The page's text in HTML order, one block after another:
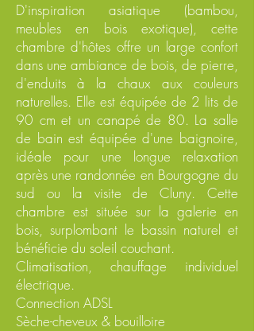
D'inspiration asiatique (bambou,
meubles en bois exotique), cette
chambre d'hôtes offre un large confort
dans une ambiance de bois, de pierre,
d'enduits à la chaux aux couleurs
naturelles. Elle est équipée de 2 lits de
90 cm et un canapé de 80. La salle
de bain est équipée d'une baignoire,
idéale pour une longue relaxation
après une randonnée en Bourgogne du
sud ou la visite de Cluny. Cette
chambre est située sur la galerie en
bois, surplombant le bassin naturel et
bénéficie du soleil couchant.
Climatisation, chauffage individuel
électrique.
Connection ADSL
Sèche-cheveux & bouilloire